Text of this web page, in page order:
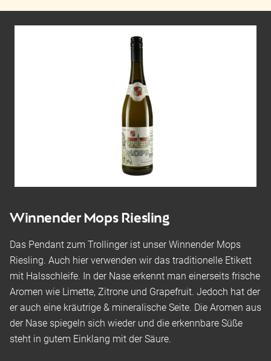
Winnender Mops Riesling
Das Pendant zum Trollinger ist unser Winnender Mops
Riesling. Auch hier verwenden wir das traditionelle Etikett
mit Halsschleife. In der Nase erkennt man einerseits frische
Aromen wie Limette, Zitrone und Grapefruit. Jedoch hat der
er auch eine kräutrige & mineralische Seite. Die Aromen aus
der Nase spiegeln sich wieder und die erkennbare Süße
steht in gutem Einklang mit der Säure.